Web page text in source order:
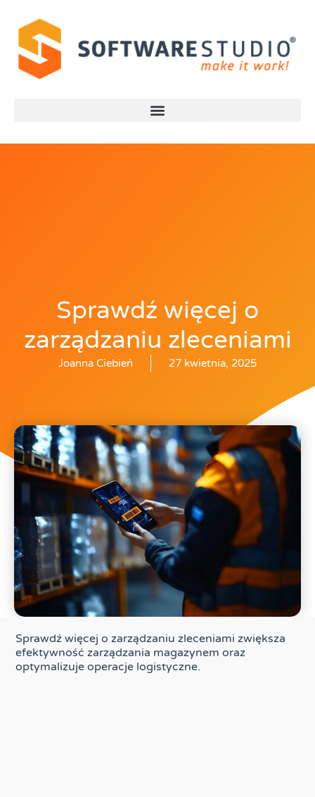
Sprawdź więcej o
zarządzaniu zleceniami
Joanna Ciebień 27 kwietnia, 2025
Sprawdź więcej o zarządzaniu zleceniami zwiększa
efektywność zarządzania magazynem oraz
optymalizuje operacje logistyczne.